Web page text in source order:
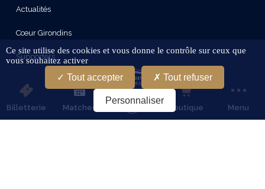
Billetterie Matches Boutique Menu
Actualités
Cœur Girondins
Supporters
Partenaires
Ce site utilise des cookies et vous donne le contrôle sur ceux que
vous souhaitez activer
Tout accepter Tout refuser
Personnaliser